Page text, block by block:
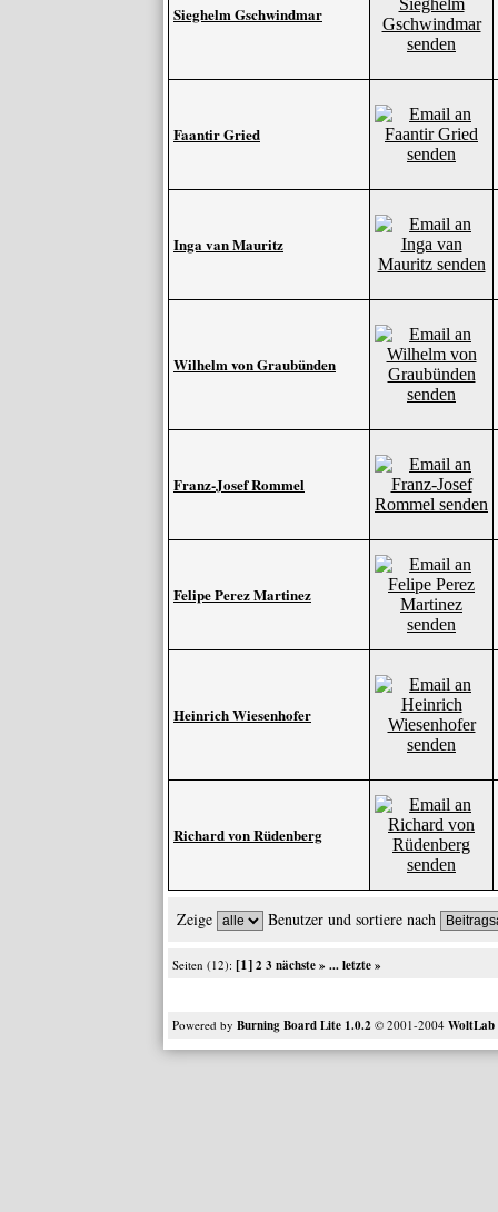
Sieghelm Gschwindmar
Faantir Gried
Inga van Mauritz
Wilhelm von Graubünden
Franz-Josef Rommel
Felipe Perez Martinez
Heinrich Wiesenhofer
Richard von Rüdenberg
Zeige Benutzer und sortiere nach
Seiten (12): [1]2 3 nächste » ...letzte »
Powered by Burning Board Lite 1.0.2 © 2001-2004 WoltLab